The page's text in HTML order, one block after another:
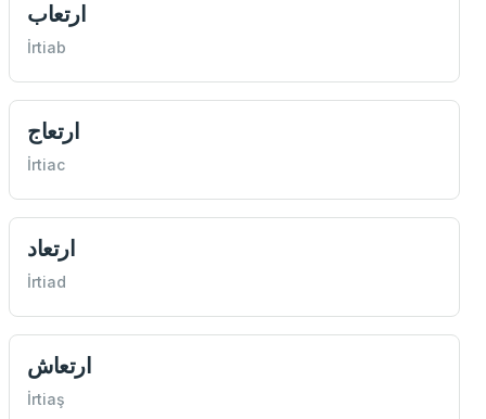
ارتعاب
İrtiab
ارتعاج
İrtiac
ارتعاد
İrtiad
ارتعاش
İrtiaş